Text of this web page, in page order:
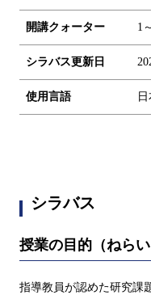
開講クォーター 1
シラバス更新日
使用言語
シラバス
授業の目的（ねら
指導教員が認めた研究課